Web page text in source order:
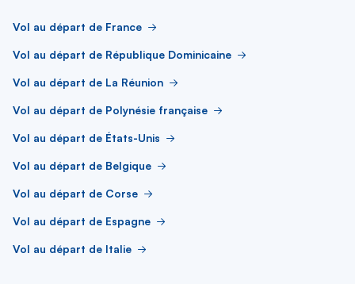
Vol au départ de France
Vol au départ de République Dominicaine
Vol au départ de La Réunion
Vol au départ de Polynésie française
Vol au départ de États-Unis
Vol au départ de Belgique
Vol au départ de Corse
Vol au départ de Espagne
Vol au départ de Italie